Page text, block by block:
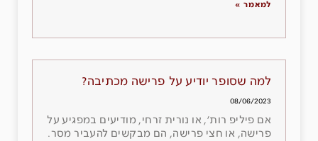
למאמר »
למה שסופר יודיע על פרישה מכתיבה?
08/06/2023
אם פיליפ רות׳, או נורית זרחי, מודיעים במפגיע על
פרישה, או חצי פרישה, הם מבקשים להעביר מסר.